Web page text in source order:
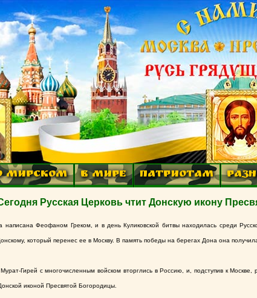
МИРСКОМ В МИРЕ ПАТРИОТАМ
Русская Церковь чтит Донскую икону
написана Феофаном Греком, и в день Куликовской битвы находилась среди
который перенес ее в Москву. В память победы на берегах Дона она
Гирей с многочисленным войском вторглись в Россию, и, подступив к
иконой Пресвятой Богородицы.